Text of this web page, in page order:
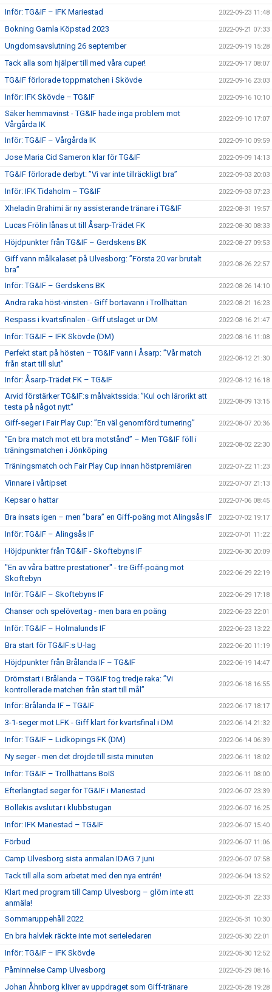
Inför: TG&IF – IFK Mariestad 2022-09-23 11:48
Bokning Gamla Köpstad 2023 2022-09-21 07:33
Ungdomsavslutning 26 september 2022-09-19 15:28
Tack alla som hjälper till med våra cuper! 2022-09-17 08:07
TG&IF förlorade toppmatchen i Skövde 2022-09-16 23:03
Inför: IFK Skövde – TG&IF 2022-09-16 10:10
Säker hemmavinst - TG&IF hade inga problem mot
Vårgårda IK
2022-09-10 17:07
Inför: TG&IF – Vårgårda IK 2022-09-10 09:59
Jose Maria Cid Sameron klar för TG&IF 2022-09-09 14:13
TG&IF förlorade derbyt: ”Vi var inte tillräckligt bra” 2022-09-03 20:03
Inför: IFK Tidaholm – TG&IF 2022-09-03 07:23
Xheladin Brahimi är ny assisterande tränare i TG&IF 2022-08-31 19:57
Lucas Frölin lånas ut till Åsarp-Trädet FK 2022-08-30 08:33
Höjdpunkter från TG&IF – Gerdskens BK 2022-08-27 09:53
Giff vann målkalaset på Ulvesborg: ”Första 20 var brutalt
bra”
2022-08-26 22:57
Inför: TG&IF – Gerdskens BK 2022-08-26 14:10
Andra raka höst-vinsten - Giff bortavann i Trollhättan 2022-08-21 16:23
Respass i kvartsfinalen - Giff utslaget ur DM 2022-08-16 21:47
Inför: TG&IF – IFK Skövde (DM) 2022-08-16 11:08
Perfekt start på hösten – TG&IF vann i Åsarp: ”Vår match
från start till slut”
2022-08-12 21:30
Inför: Åsarp-Trädet FK – TG&IF 2022-08-12 16:18
Arvid förstärker TG&IF:s målvaktssida: ”Kul och lärorikt att
testa på något nytt”
2022-08-09 13:15
Giff-seger i Fair Play Cup: ”En väl genomförd turnering” 2022-08-07 20:36
”En bra match mot ett bra motstånd” – Men TG&IF föll i
träningsmatchen i Jönköping
2022-08-02 22:30
Träningsmatch och Fair Play Cup innan höstpremiären 2022-07-22 11:23
Vinnare i vårtipset 2022-07-07 21:13
Kepsar o hattar 2022-07-06 08:45
Bra insats igen – men ”bara” en Giff-poäng mot Alingsås IF 2022-07-02 19:17
Inför: TG&IF – Alingsås IF 2022-07-01 11:22
Höjdpunkter från TG&IF - Skoftebyns IF 2022-06-30 20:09
"En av våra bättre prestationer" - tre Giff-poäng mot
Skoftebyn
2022-06-29 22:19
Inför: TG&IF – Skoftebyns IF 2022-06-29 17:18
Chanser och spelövertag - men bara en poäng 2022-06-23 22:01
Inför: TG&IF – Holmalunds IF 2022-06-23 13:22
Bra start för TG&IF:s U-lag 2022-06-20 11:19
Höjdpunkter från Brålanda IF – TG&IF 2022-06-19 14:47
Drömstart i Brålanda – TG&IF tog tredje raka: ”Vi
kontrollerade matchen från start till mål”
2022-06-18 16:55
Inför: Brålanda IF – TG&IF 2022-06-17 18:17
3-1-seger mot LFK - Giff klart för kvartsfinal i DM 2022-06-14 21:32
Inför: TG&IF – Lidköpings FK (DM) 2022-06-14 06:39
Ny seger - men det dröjde till sista minuten 2022-06-11 18:02
Inför: TG&IF – Trollhättans BoIS 2022-06-11 08:00
Efterlängtad seger för TG&IF i Mariestad 2022-06-07 23:39
Bollekis avslutar i klubbstugan 2022-06-07 16:25
Inför: IFK Mariestad – TG&IF 2022-06-07 15:40
Förbud 2022-06-07 11:06
Camp Ulvesborg sista anmälan IDAG 7 juni 2022-06-07 07:58
Tack till alla som arbetat med den nya entrén! 2022-06-04 13:52
Klart med program till Camp Ulvesborg – glöm inte att
anmäla!
2022-05-31 22:33
Sommaruppehåll 2022 2022-05-31 10:30
En bra halvlek räckte inte mot serieledaren 2022-05-30 22:01
Inför: TG&IF – IFK Skövde 2022-05-30 12:52
Påminnelse Camp Ulvesborg 2022-05-29 08:16
Johan Åhnborg kliver av uppdraget som Giff-tränare 2022-05-28 19:28